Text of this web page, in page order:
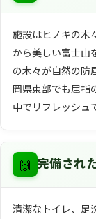
施設はヒノキの木
から美しい富士山
の木々が自然の防
岡県東部でも屈指
中でリフレッシュ
🙌 完備され
清潔なトイレ、足